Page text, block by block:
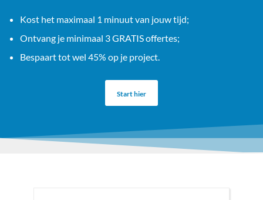
Kost het maximaal 1 minuut van jouw tijd;
Ontvang je minimaal 3 GRATIS offertes;
Bespaart tot wel 45% op je project.
Start hier